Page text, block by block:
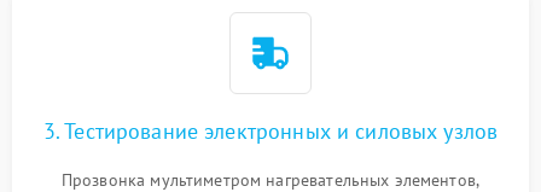
3. Тестирование электронных и силовых узлов
Прозвонка мультиметром нагревательных элементов,